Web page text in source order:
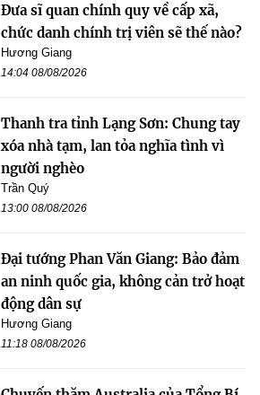
Đưa sĩ quan chính quy về cấp xã,
chức danh chính trị viên sẽ thế nào?
Hương Giang
14:04 08/08/2026
Thanh tra tỉnh Lạng Sơn: Chung tay
xóa nhà tạm, lan tỏa nghĩa tình vì
người nghèo
Trần Quý
13:00 08/08/2026
Đại tướng Phan Văn Giang: Bảo đảm
an ninh quốc gia, không cản trở hoạt
động dân sự
Hương Giang
11:18 08/08/2026